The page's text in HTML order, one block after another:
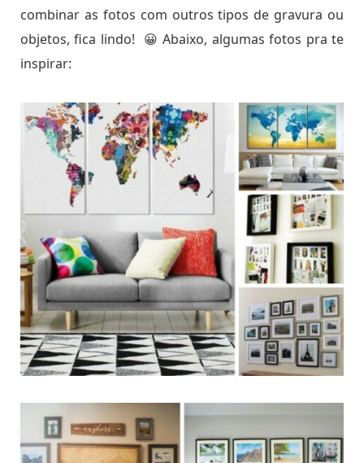
combinar as fotos com outros tipos de gravura ou
objetos, fica lindo! 😀 Abaixo, algumas fotos pra te
inspirar: